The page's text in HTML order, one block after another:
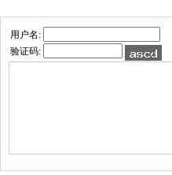
用户名:
验证码: